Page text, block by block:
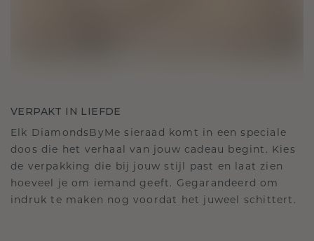
VERPAKT IN LIEFDE
Elk DiamondsByMe sieraad komt in een speciale
doos die het verhaal van jouw cadeau begint. Kies
de verpakking die bij jouw stijl past en laat zien
hoeveel je om iemand geeft. Gegarandeerd om
indruk te maken nog voordat het juweel schittert.